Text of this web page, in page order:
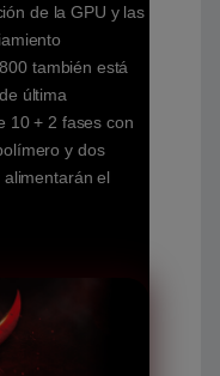
de la GPU y las
también está
última
10 + 2 fases con
y dos
el